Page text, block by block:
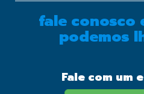
OK
fale conosco
podemos
Fale com um